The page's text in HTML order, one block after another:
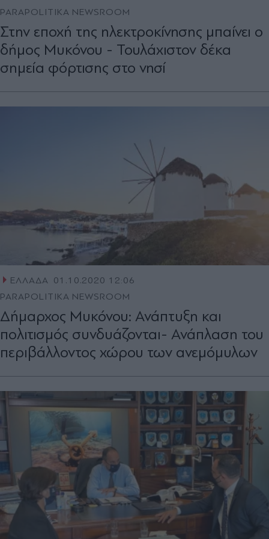
PARAPOLITIKA NEWSROOM
Στην εποχή της ηλεκτροκίνησης μπαίνει ο
δήμος Μυκόνου - Τουλάχιστον δέκα
σημεία φόρτισης στο νησί
ΕΛΛΑΔΑ 01.10.2020 12:06
PARAPOLITIKA NEWSROOM
Δήμαρχος Μυκόνου: Ανάπτυξη και
πολιτισμός συνδυάζονται- Ανάπλαση του
περιβάλλοντος χώρου των ανεμόμυλων